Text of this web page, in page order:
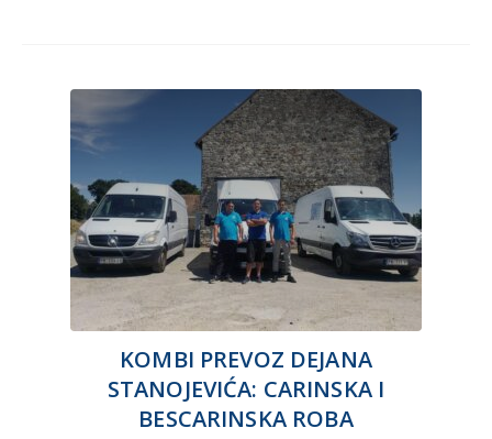
KOMBI PREVOZ DEJANA
STANOJEVIĆA: CARINSKA I
BESCARINSKA ROBA